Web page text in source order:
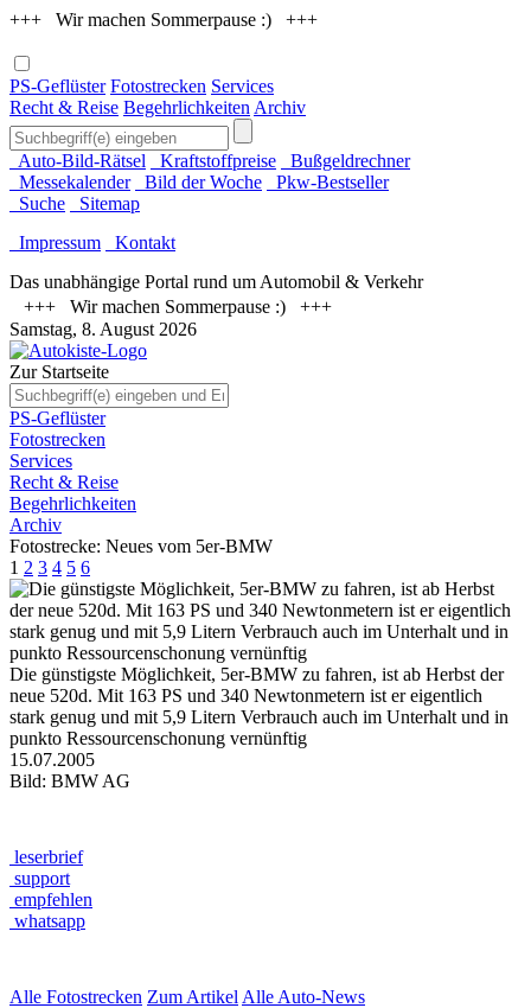
+++ Wir machen Sommerpause :) +++
PS-Geflüster Fotostrecken Services
Recht & Reise Begehrlichkeiten Archiv
Auto-Bild-Rätsel Kraftstoffpreise
Bußgeldrechner
Messekalender
Bild der Woche
Pkw-Bestseller
Suche
Sitemap
Impressum
Kontakt
Das unabhängige Portal rund um Automobil & Verkehr
+++ Wir machen Sommerpause :) +++
Samstag, 8. August 2026
Zur Startseite
PS-Geflüster
Fotostrecken
Services
Recht & Reise
Begehrlichkeiten
Archiv
Fotostrecke: Neues vom 5er-BMW
1 2 3 4 5 6
Die günstigste Möglichkeit, 5er-BMW zu fahren, ist ab Herbst der
neue 520d. Mit 163 PS und 340 Newtonmetern ist er eigentlich
stark genug und mit 5,9 Litern Verbrauch auch im Unterhalt und in
punkto Ressourcenschonung vernünftig
15.07.2005
Bild: BMW AG
leserbrief
support
empfehlen
whatsapp
Alle Fotostrecken Zum Artikel Alle Auto-News